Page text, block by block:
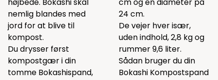
højbede. Bokashi skal
nemlig blandes med
jord for at blive til
kompost.
Du drysser først
kompostgær i din
tomme Bokashispand,
cm og en diameter på
24 cm.
De vejer hver især,
uden indhold, 2,8 kg og
rummer 9,6 liter.
Sådan bruger du din
Bokashi Kompostspand